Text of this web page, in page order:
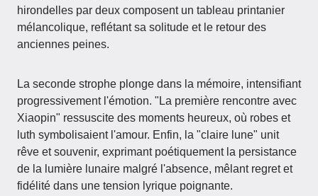
hirondelles par deux composent un tableau printanier
mélancolique, reflétant sa solitude et le retour des
anciennes peines.
La seconde strophe plonge dans la mémoire, intensifiant
progressivement l'émotion. "La première rencontre avec
Xiaopin" ressuscite des moments heureux, où robes et
luth symbolisaient l'amour. Enfin, la "claire lune" unit
rêve et souvenir, exprimant poétiquement la persistance
de la lumière lunaire malgré l'absence, mêlant regret et
fidélité dans une tension lyrique poignante.